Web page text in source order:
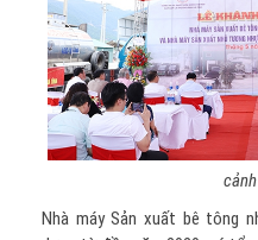
Nhà máy Sản xuất bê tông